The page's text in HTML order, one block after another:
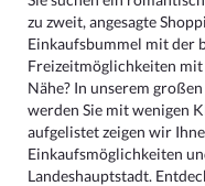
zu zweit, angesagte
Einkaufsbummel mit der
Freizeitmöglichkeiten
Nähe? In unserem
werden Sie mit wenigen
aufgelistet zeigen wir
Einkaufsmöglichkeiten
Landeshauptstadt.